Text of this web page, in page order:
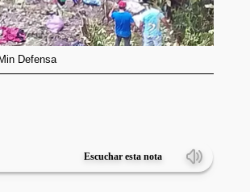
Defensa
Escuchar esta nota